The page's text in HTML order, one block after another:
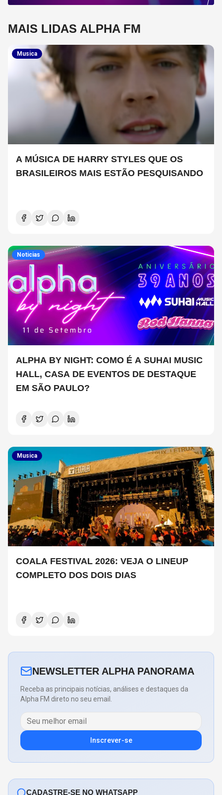
MAIS LIDAS ALPHA FM
Musica
A MÚSICA DE HARRY STYLES QUE OS
BRASILEIROS MAIS ESTÃO PESQUISANDO
Noticias
ALPHA BY NIGHT: COMO É A SUHAI MUSIC
HALL, CASA DE EVENTOS DE DESTAQUE
EM SÃO PAULO?
Musica
COALA FESTIVAL 2026: VEJA O LINEUP
COMPLETO DOS DOIS DIAS
NEWSLETTER ALPHA PANORAMA
Receba as principais notícias, análises e destaques da
Alpha FM direto no seu email.
Inscrever-se
CADASTRE-SE NO WHATSAPP